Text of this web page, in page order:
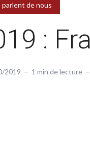
parlent de nous
:
2019 1 min de lecture